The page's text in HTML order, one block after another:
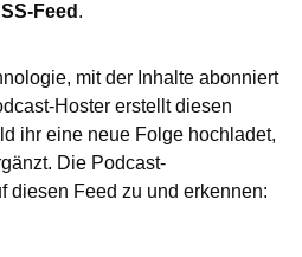
Feed .
mit der Inhalte abonniert
Hoster erstellt diesen
ihr eine neue Folge hochladet,
Die Podcast-
diesen Feed zu und erkennen: